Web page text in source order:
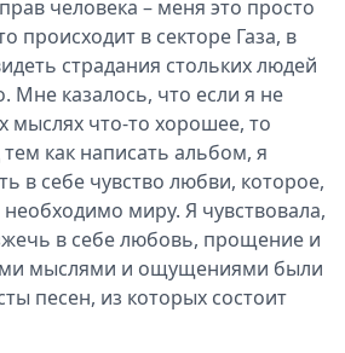
человека – меня это просто
происходит в секторе Газа, в
страдания стольких людей
Мне казалось, что если я не
мыслях что-то хорошее, то
как написать альбом, я
в себе чувство любви, которое,
миру. Я чувствовала,
в себе любовь, прощение и
мыслями и ощущениями были
песен, из которых состоит